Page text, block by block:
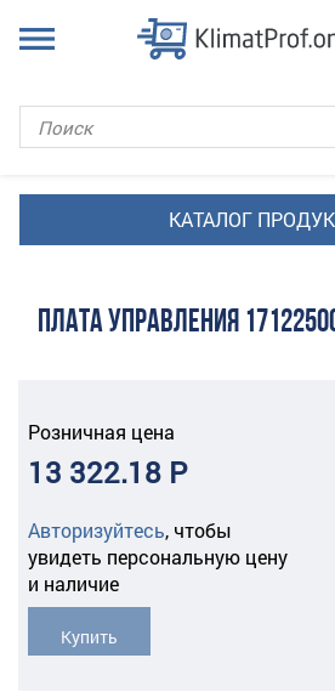
ПЛАТА УПРАВЛЕНИЯ
Розничная цена
13 322.18 Р
Авторизуйтесь, чтобы
увидеть персональную цену
и наличие
Купить